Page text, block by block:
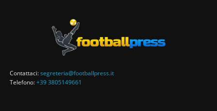
Contattaci:segreteria@footballpress.it
Telefono:+39 3805149661